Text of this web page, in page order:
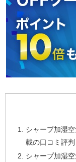
シャープ加湿
載の口コミ評判
シャープ加湿